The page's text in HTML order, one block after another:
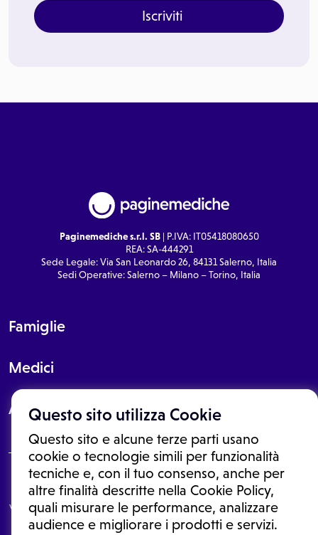
Questo sito utilizza Cookie
Questo sito e alcune terze parti usano
cookie o tecnologie simili per funzionalità
tecniche e, con il tuo consenso, anche per
altre finalità descritte nella Cookie Policy,
quali misurare le performance, analizzare
audience e migliorare i prodotti e servizi.
Iscriviti
Paginemediche s.r.l. SB| P.IVA: IT05418080650
REA: SA-444291
Sede Legale: Via San Leonardo 26, 84131 Salerno, Italia
Sedi Operative: Salerno – Milano – Torino, Italia
Famiglie
Medici
About
Le informazioni proposte in questo sito non sono un consulto medico.
In nessun caso, queste informazioni sostituiscono un consulto, una
visita o una diagnosi formulata dal medico. Non si devono considerare
le informazioni disponibili come suggerimenti per la formulazione di
una diagnosi, la determinazione di un trattamento o l'assunzione o